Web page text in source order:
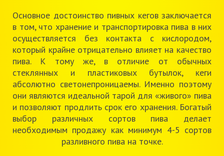
Основное достоинство пивных кегов заключается
в том, что хранение и транспортировка пива в них
осуществляется без контакта с кислородом,
который крайне отрицательно влияет на качество
пива. К тому же, в отличие от обычных
стеклянных и пластиковых бутылок, кеги
абсолютно светонепроницаемы. Именно поэтому
они являются идеальной тарой для «живого» пива
и позволяют продлить срок его хранения. Богатый
выбор различных сортов пива делает
необходимым продажу как минимум 4-5 сортов
разливного пива на точке.